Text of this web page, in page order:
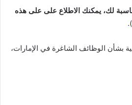
لك، يمكنك الاطلاع على على هذه
).
بشأن الوظائف الشاغرة في الإمارات،